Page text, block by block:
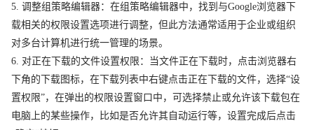
5. 调整组策略编辑器：在组策略编辑器中，找到与Google浏览器下
载相关的权限设置选项进行调整，但此方法通常适用于企业或组织
对多台计算机进行统一管理的场景。
6. 对正在下载的文件设置权限：当文件正在下载时，点击浏览器右
下角的下载图标，在下载列表中右键点击正在下载的文件，选择“设
置权限”，在弹出的权限设置窗口中，可选择禁止或允许该下载包在
电脑上的某些操作，比如是否允许其自动运行等，设置完成后点击